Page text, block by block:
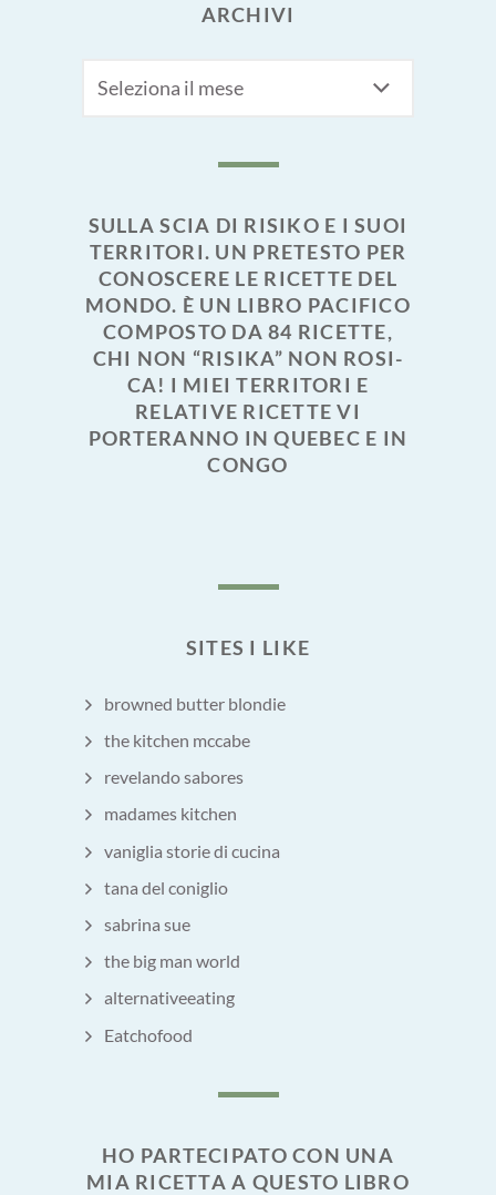
ARCHIVI
SULLA SCIA DI RISIKO E I SUOI
TERRITORI. UN PRETESTO PER
CONOSCERE LE RICETTE DEL
MONDO. È UN LIBRO PACIFICO
COMPOSTO DA 84 RICETTE,
CHI NON “RISIKA” NON ROSI-
CA! I MIEI TERRITORI E
RELATIVE RICETTE VI
PORTERANNO IN QUEBEC E IN
CONGO
SITES I LIKE
browned butter blondie
the kitchen mccabe
revelando sabores
madames kitchen
vaniglia storie di cucina
tana del coniglio
sabrina sue
the big man world
alternativeeating
Eatchofood
HO PARTECIPATO CON UNA
MIA RICETTA A QUESTO LIBRO